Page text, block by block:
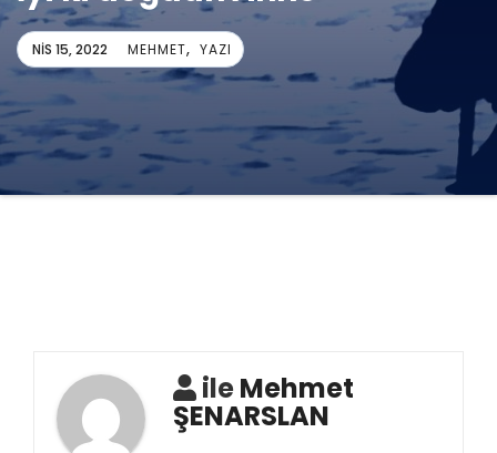
NIS 15, 2022 MEHMET, YAZI
ileMehmet
ŞENARSLAN